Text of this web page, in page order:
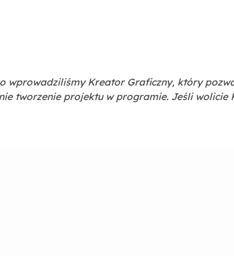
wprowadziliśmy Kreator Graficzny, który
tworzenie projektu w programie. Jeśli wolicie